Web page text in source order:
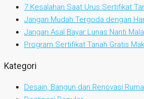
7 Kesalahan Saat Urus Sertifikat
Jangan Mudah Tergoda dengan
Jangan Asal Bayar Lunas Nanti
Program Sertifikat Tanah Gratis
Kategori
Desain, Bangun dan Renovasi